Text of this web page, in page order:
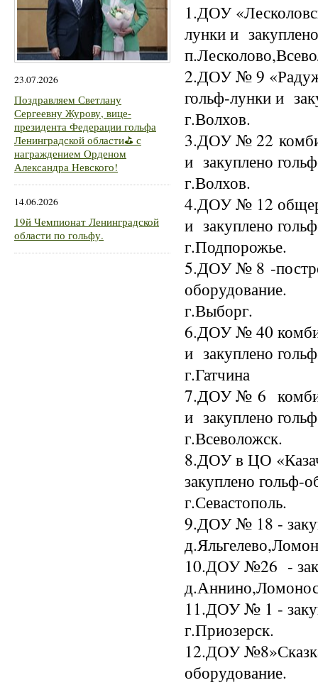
23.07.2026
Поздравляем Светлану
Сергеевну Журову, вице-
президента Федерации гольфа
Ленинградской области⛳ с
награждением Орденом
Александра Невского!
14.06.2026
19й Чемпионат Ленинградской
области по гольфу.
1.ДОУ
лунки и
2.ДОУ № 9
гольф-лунки и
г.Волхов.
3.ДОУ № 22
и закуплено
г.Волхов.
4.ДОУ № 12
и закуплено
г.Подпорожье.
5.ДОУ № 8 -
оборудование.
г.Выборг.
6.ДОУ № 40
и закуплено
г.Гатчина
7.ДОУ № 6
и закуплено
г.Всеволожск.
8.ДОУ в ЦО
закуплено гольф-
г.Севастополь.
9.ДОУ № 18 -
10.ДОУ №26 -
11.ДОУ № 1 -
г.Приозерск.
12.ДОУ
оборудование.